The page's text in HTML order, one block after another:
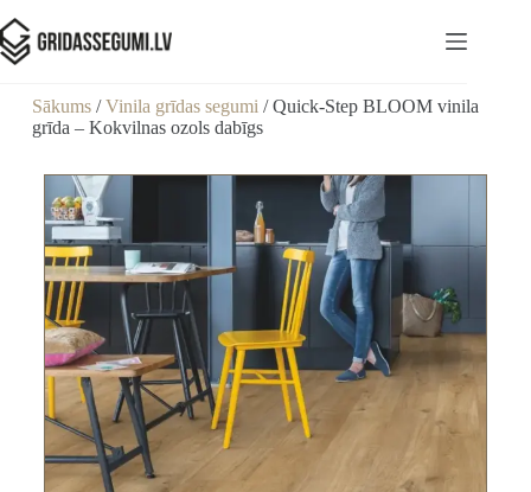
Sākums/Vinila grīdas segumi / Quick-Step BLOOM vinila
grīda – Kokvilnas ozols dabīgs